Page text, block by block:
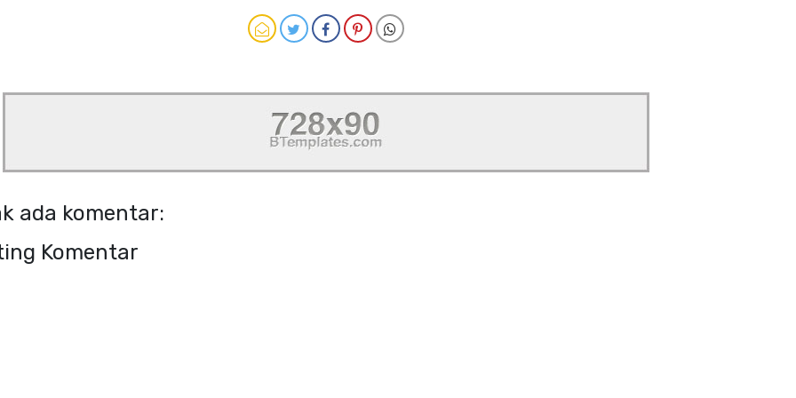
ada komentar:
Komentar